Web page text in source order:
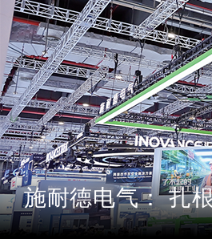
施耐德电气： 扎